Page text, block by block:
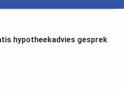
hypotheekadvies gesprek